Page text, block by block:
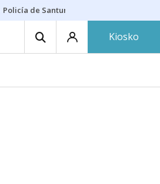
Policía de Santurtzi
Kiosko